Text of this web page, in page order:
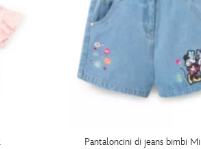
Pantaloncini di jeans bimbi